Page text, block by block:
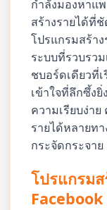
กำลังมองหาแ
สร้างรายได้ที่
โปรแกรมสร้าง
ระบบที่รวบรว
ชบอร์ดเดียวที่
เข้าใจที่ลึกซึ้ง
ความเรียบง่า
รายได้หลายท
กระจัดกระจาย
โปรแกรมส